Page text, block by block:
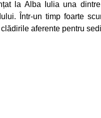
la Alba Iulia una
Într-un timp foarte
clădirile aferente pentru